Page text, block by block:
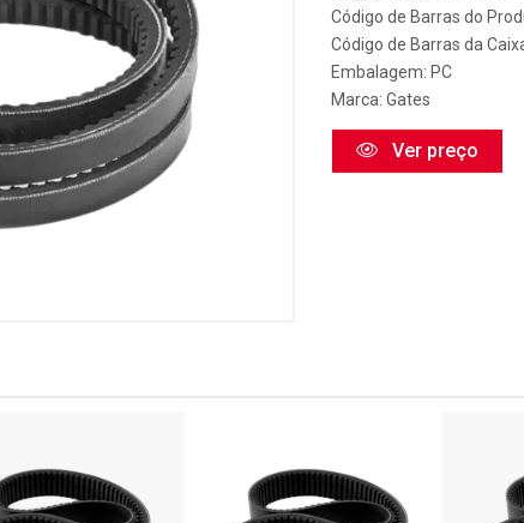
Código de Barras do
Código de Barras da
Embalagem: PC
Marca: Gates
Ver preço